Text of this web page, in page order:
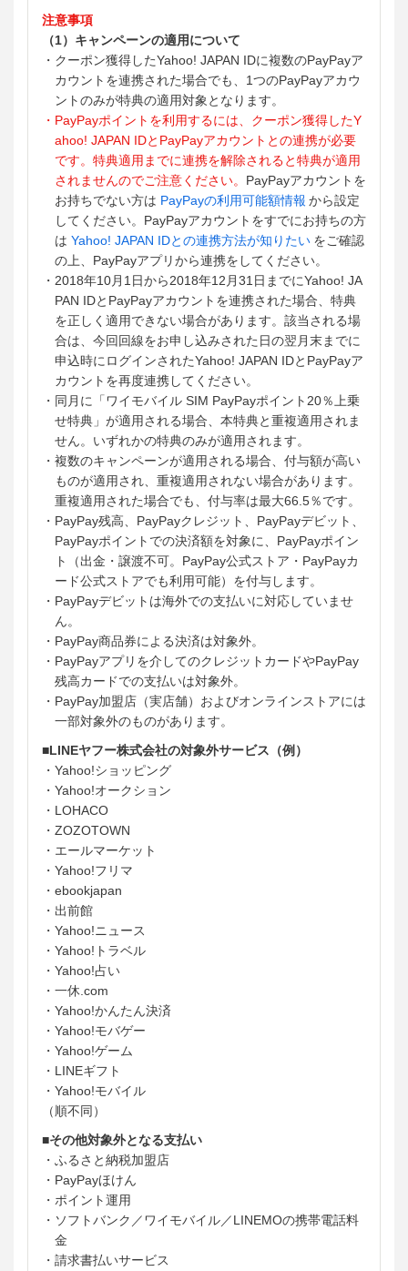
注意事項
（1）キャンペーンの適用について
・クーポン獲得したYahoo! JAPAN IDに複数のPayPayア
カウントを連携された場合でも、1つのPayPayアカウ
ントのみが特典の適用対象となります。
・PayPayポイントを利用するには、クーポン獲得したY
ahoo! JAPAN IDとPayPayアカウントとの連携が必要
です。特典適用までに連携を解除されると特典が適用
されませんのでご注意ください。 PayPayアカウントを
お持ちでない方は PayPayの利用可能額情報から設定
してください。PayPayアカウントをすでにお持ちの方
は Yahoo! JAPAN IDとの連携方法が知りたい をご確認
の上、PayPayアプリから連携をしてください。
・2018年10月1日から2018年12月31日までにYahoo! JA
PAN IDとPayPayアカウントを連携された場合、特典
を正しく適用できない場合があります。該当される場
合は、今回回線をお申し込みされた日の翌月末までに
申込時にログインされたYahoo! JAPAN IDとPayPayア
カウントを再度連携してください。
・同月に「ワイモバイル SIM PayPayポイント20％上乗
せ特典」が適用される場合、本特典と重複適用されま
せん。いずれかの特典のみが適用されます。
・複数のキャンペーンが適用される場合、付与額が高い
ものが適用され、重複適用されない場合があります。
重複適用された場合でも、付与率は最大66.5％です。
・PayPay残高、PayPayクレジット、PayPayデビット、
PayPayポイントでの決済額を対象に、PayPayポイン
ト（出金・譲渡不可。PayPay公式ストア・PayPayカ
ード公式ストアでも利用可能）を付与します。
・PayPayデビットは海外での支払いに対応していませ
ん。
・PayPay商品券による決済は対象外。
・PayPayアプリを介してのクレジットカードやPayPay
残高カードでの支払いは対象外。
・PayPay加盟店（実店舗）およびオンラインストアには
一部対象外のものがあります。
■LINEヤフー株式会社の対象外サービス（例）
・Yahoo!ショッピング
・Yahoo!オークション
・LOHACO
・ZOZOTOWN
・エールマーケット
・Yahoo!フリマ
・ebookjapan
・出前館
・Yahoo!ニュース
・Yahoo!トラベル
・Yahoo!占い
・一休.com
・Yahoo!かんたん決済
・Yahoo!モバゲー
・Yahoo!ゲーム
・LINEギフト
・Yahoo!モバイル
（順不同）
■その他対象外となる支払い
・ふるさと納税加盟店
・PayPayほけん
・ポイント運用
・ソフトバンク／ワイモバイル／LINEMOの携帯電話料
金
・請求書払いサービス